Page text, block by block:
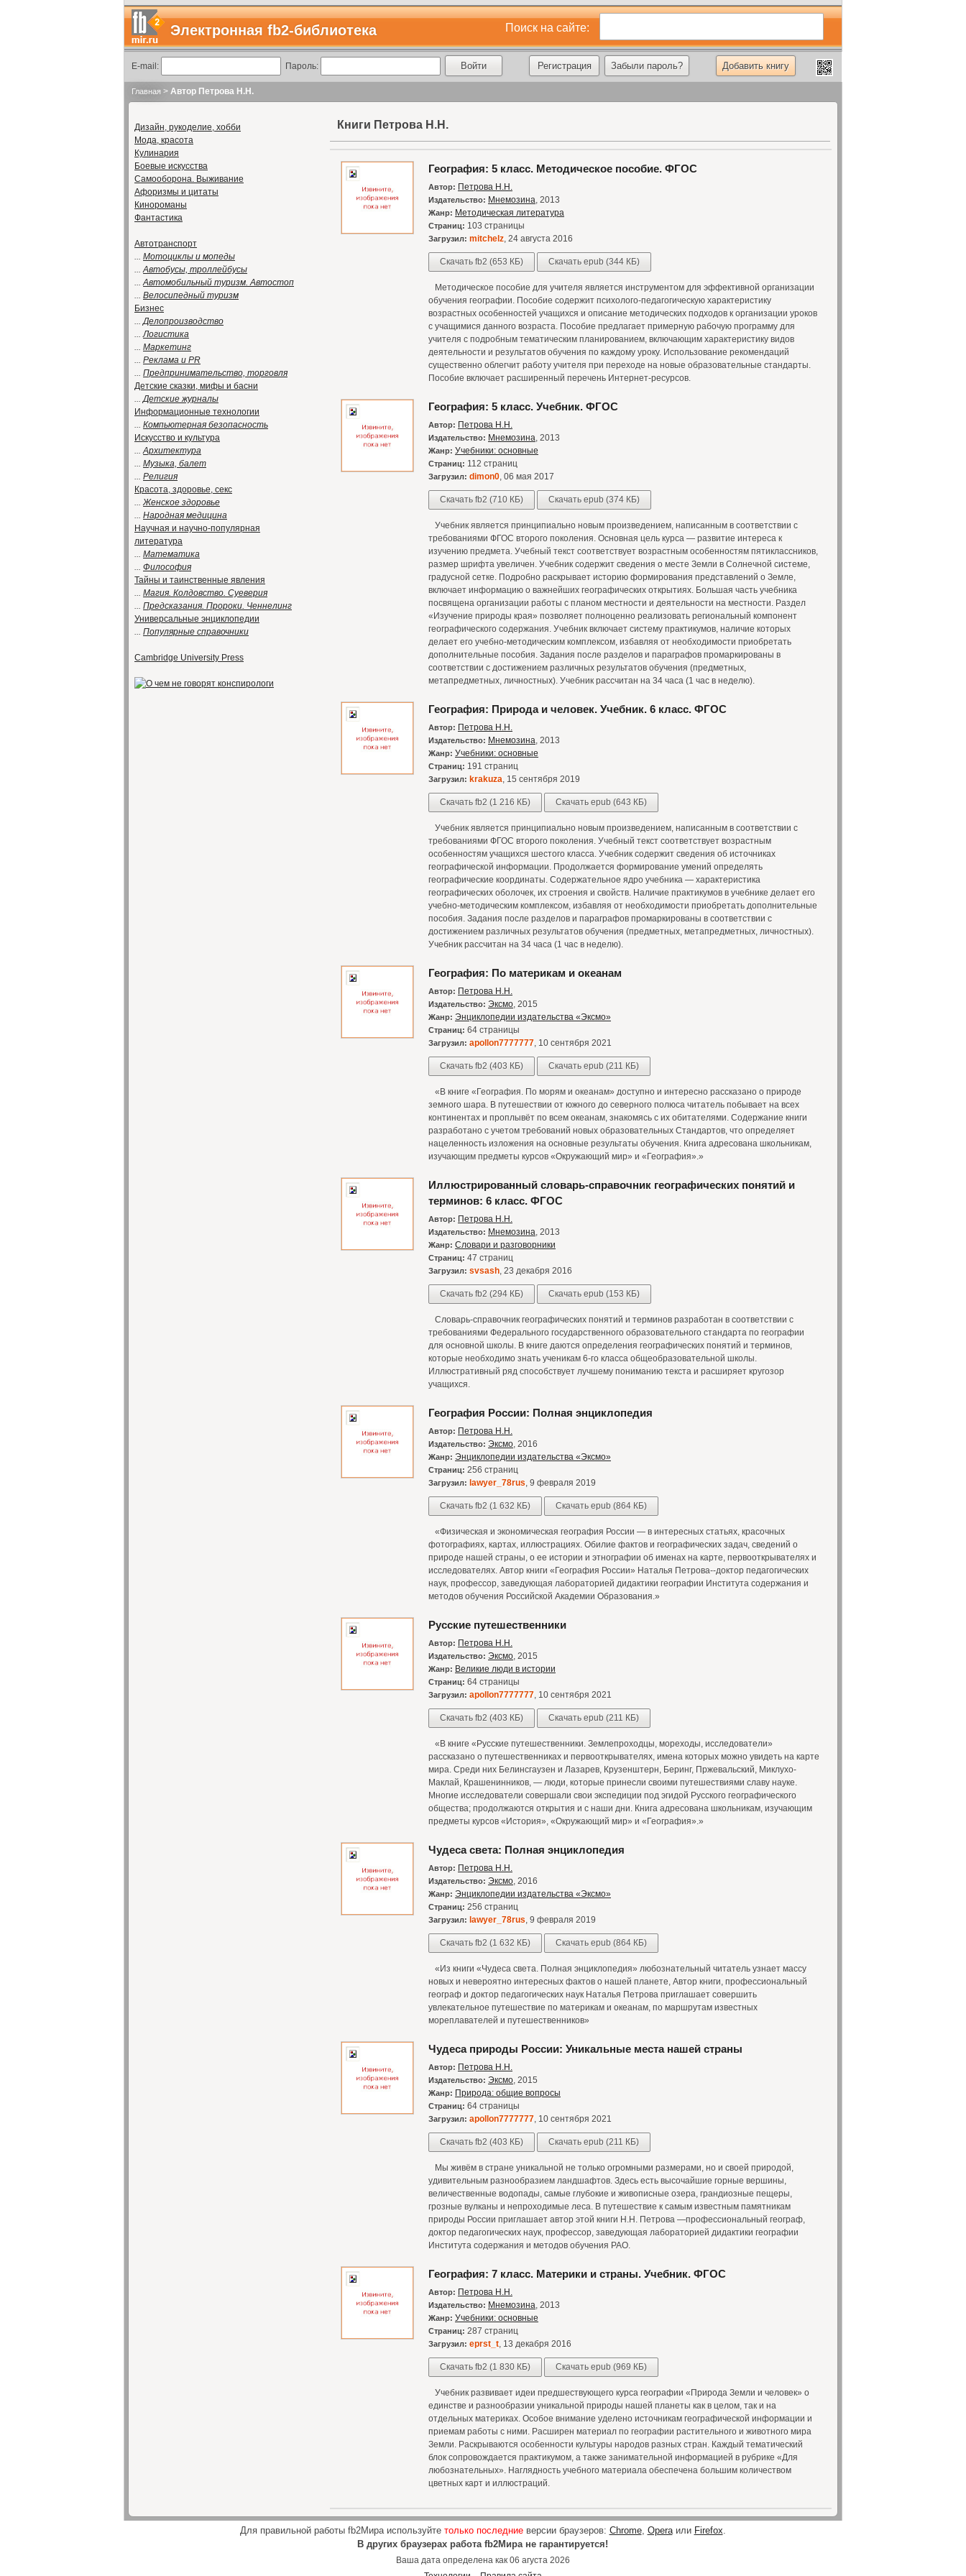
Электронная fb2-библиотека Поиск на сайте:
E-mail: Пароль: Регистрация Забыли пароль? Добавить книгу
Главная > Автор Петрова Н.Н.
Дизайн, рукоделие, хобби
Мода, красота
Кулинария
Боевые искусства
Самооборона. Выживание
Афоризмы и цитаты
Кинороманы
Фантастика
Автотранспорт
... Мотоциклы и мопеды
...Автобусы, троллейбусы
...Автомобильный туризм. Автостоп
... Велосипедный туризм
Бизнес
...Делопроизводство
...Логистика
... Маркетинг
... Реклама и PR
... Предпринимательство, торговля
Детские сказки, мифы и басни
...Детские журналы
Информационные технологии
... Компьютерная безопасность
Искусство и культура
...Архитектура
... Музыка, балет
... Религия
Красота, здоровье, секс
...Женское здоровье
... Народная медицина
Научная и научно-популярная
литература
... Математика
... Философия
Тайны и таинственные явления
... Магия. Колдовство. Суеверия
... Предсказания. Пророки. Ченнелинг
Универсальные энциклопедии
... Популярные справочники
Cambridge University Press
Книги Петрова Н.Н.
География: 5 класс. Методическое пособие. ФГОС
Автор: Петрова Н.Н.
Издательство: Мнемозина, 2013
Жанр: Методическая литература
Страниц: 103 страницы
Загрузил: mitchelz, 24 августа 2016
Скачать fb2 (653 КБ) Скачать epub (344 КБ)
Методическое пособие для учителя является инструментом для эффективной организации
обучения географии. Пособие содержит психолого-педагогическую характеристику
возрастных особенностей учащихся и описание методических подходов к организации уроков
с учащимися данного возраста. Пособие предлагает примерную рабочую программу для
учителя с подробным тематическим планированием, включающим характеристику видов
деятельности и результатов обучения по каждому уроку. Использование рекомендаций
существенно облегчит работу учителя при переходе на новые образовательные стандарты.
Пособие включает расширенный перечень Интернет-ресурсов.
География: 5 класс. Учебник. ФГОС
Автор: Петрова Н.Н.
Издательство: Мнемозина, 2013
Жанр: Учебники: основные
Страниц: 112 страниц
Загрузил: dimon0, 06 мая 2017
Скачать fb2 (710 КБ) Скачать epub (374 КБ)
Учебник является принципиально новым произведением, написанным в соответствии с
требованиями ФГОС второго поколения. Основная цель курса — развитие интереса к
изучению предмета. Учебный текст соответствует возрастным особенностям пятиклассников,
размер шрифта увеличен. Учебник содержит сведения о месте Земли в Солнечной системе,
градусной сетке. Подробно раскрывает историю формирования представлений о Земле,
включает информацию о важнейших географических открытиях. Большая часть учебника
посвящена организации работы с планом местности и деятельности на местности. Раздел
«Изучение природы края» позволяет полноценно реализовать региональный компонент
географического содержания. Учебник включает систему практикумов, наличие которых
делает его учебно-методическим комплексом, избавляя от необходимости приобретать
дополнительные пособия. Задания после разделов и параграфов промаркированы в
соответствии с достижением различных результатов обучения (предметных,
метапредметных, личностных). Учебник рассчитан на 34 часа (1 час в неделю).
География: Природа и человек. Учебник. 6 класс. ФГОС
Автор: Петрова Н.Н.
Издательство: Мнемозина, 2013
Жанр: Учебники: основные
Страниц: 191 страниц
Загрузил: krakuza, 15 сентября 2019
Скачать fb2 (1 216 КБ) Скачать epub (643 КБ)
Учебник является принципиально новым произведением, написанным в соответствии с
требованиями ФГОС второго поколения. Учебный текст соответствует возрастным
особенностям учащихся шестого класса. Учебник содержит сведения об источниках
географической информации. Продолжается формирование умений определять
географические координаты. Содержательное ядро учебника — характеристика
географических оболочек, их строения и свойств. Наличие практикумов в учебнике делает его
учебно-методическим комплексом, избавляя от необходимости приобретать дополнительные
пособия. Задания после разделов и параграфов промаркированы в соответствии с
достижением различных результатов обучения (предметных, метапредметных, личностных).
Учебник рассчитан на 34 часа (1 час в неделю).
География: По материкам и океанам
Автор: Петрова Н.Н.
Издательство: Эксмо, 2015
Жанр: Энциклопедии издательства «Эксмо»
Страниц: 64 страницы
Загрузил: apollon7777777, 10 сентября 2021
Скачать fb2 (403 КБ) Скачать epub (211 КБ)
«В книге «География. По морям и океанам» доступно и интересно рассказано о природе
земного шара. В путешествии от южного до северного полюса читатель побывает на всех
континентах и проплывёт по всем океанам, знакомясь с их обитателями. Содержание книги
разработано с учетом требований новых образовательных Стандартов, что определяет
нацеленность изложения на основные результаты обучения. Книга адресована школьникам,
изучающим предметы курсов «Окружающий мир» и «География».»
Иллюстрированный словарь-справочник географических понятий и
терминов: 6 класс. ФГОС
Автор: Петрова Н.Н.
Издательство: Мнемозина, 2013
Жанр: Словари и разговорники
Страниц: 47 страниц
Загрузил: svsash, 23 декабря 2016
Скачать fb2 (294 КБ) Скачать epub (153 КБ)
Словарь-справочник географических понятий и терминов разработан в соответствии с
требованиями Федерального государственного образовательного стандарта по географии
для основной школы. В книге даются определения географических понятий и терминов,
которые необходимо знать ученикам 6-го класса общеобразовательной школы.
Иллюстративный ряд способствует лучшему пониманию текста и расширяет кругозор
учащихся.
География России: Полная энциклопедия
Автор: Петрова Н.Н.
Издательство: Эксмо, 2016
Жанр: Энциклопедии издательства «Эксмо»
Страниц: 256 страниц
Загрузил: lawyer_78rus, 9 февраля 2019
Скачать fb2 (1 632 КБ) Скачать epub (864 КБ)
«Физическая и экономическая география России — в интересных статьях, красочных
фотографиях, картах, иллюстрациях. Обилие фактов и географических задач, сведений о
природе нашей страны, о ее истории и этнографии об именах на карте, первооткрывателях и
исследователях. Автор книги «География России» Наталья Петрова--доктор педагогических
наук, профессор, заведующая лабораторией дидактики географии Института содержания и
методов обучения Российской Академии Образования.»
Русские путешественники
Автор: Петрова Н.Н.
Издательство: Эксмо, 2015
Жанр: Великие люди в истории
Страниц: 64 страницы
Загрузил: apollon7777777, 10 сентября 2021
Скачать fb2 (403 КБ) Скачать epub (211 КБ)
«В книге «Русские путешественники. Землепроходцы, мореходы, исследователи»
рассказано о путешественниках и первооткрывателях, имена которых можно увидеть на карте
мира. Среди них Белинсгаузен и Лазарев, Крузенштерн, Беринг, Пржевальский, Миклухо-
Маклай, Крашенинников, — люди, которые принесли своими путешествиями славу науке.
Многие исследователи совершали свои экспедиции под эгидой Русского географического
общества; продолжаются открытия и с наши дни. Книга адресована школьникам, изучающим
предметы курсов «История», «Окружающий мир» и «География».»
Чудеса света: Полная энциклопедия
Автор: Петрова Н.Н.
Издательство: Эксмо, 2016
Жанр: Энциклопедии издательства «Эксмо»
Страниц: 256 страниц
Загрузил: lawyer_78rus, 9 февраля 2019
Скачать fb2 (1 632 КБ) Скачать epub (864 КБ)
«Из книги «Чудеса света. Полная энциклопедия» любознательный читатель узнает массу
новых и невероятно интересных фактов о нашей планете, Автор книги, профессиональный
географ и доктор педагогических наук Наталья Петрова приглашает совершить
увлекательное путешествие по материкам и океанам, по маршрутам известных
мореплавателей и путешественников»
Чудеса природы России: Уникальные места нашей страны
Автор: Петрова Н.Н.
Издательство: Эксмо, 2015
Жанр: Природа: общие вопросы
Страниц: 64 страницы
Загрузил: apollon7777777, 10 сентября 2021
Скачать fb2 (403 КБ) Скачать epub (211 КБ)
Мы живём в стране уникальной не только огромными размерами, но и своей природой,
удивительным разнообразием ландшафтов. Здесь есть высочайшие горные вершины,
величественные водопады, самые глубокие и живописные озера, грандиозные пещеры,
грозные вулканы и непроходимые леса. В путешествие к самым известным памятникам
природы России приглашает автор этой книги Н.Н. Петрова —профессиональный географ,
доктор педагогических наук, профессор, заведующая лабораторией дидактики географии
Института содержания и методов обучения РАО.
География: 7 класс. Материки и страны. Учебник. ФГОС
Автор: Петрова Н.Н.
Издательство: Мнемозина, 2013
Жанр: Учебники: основные
Страниц: 287 страниц
Загрузил: eprst_t, 13 декабря 2016
Скачать fb2 (1 830 КБ) Скачать epub (969 КБ)
Учебник развивает идеи предшествующего курса географии «Природа Земли и человек» о
единстве и разнообразии уникальной природы нашей планеты как в целом, так и на
отдельных материках. Особое внимание уделено источникам географической информации и
приемам работы с ними. Расширен материал по географии растительного и животного мира
Земли. Раскрываются особенности культуры народов разных стран. Каждый тематический
блок сопровождается практикумом, а также занимательной информацией в рубрике «Для
любознательных». Наглядность учебного материала обеспечена большим количеством
цветных карт и иллюстраций.
Для правильной работы fb2Мира используйте только последниеверсии браузеров: Chrome, Operaили Firefox.
В других браузерах работа fb2Мира не гарантируется!
Ваша дата определена как 06 агуста 2026